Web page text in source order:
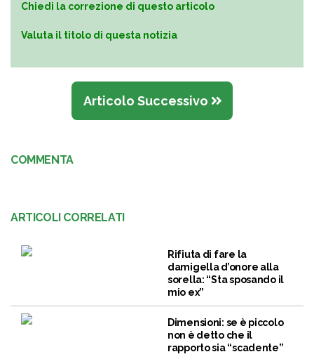
Chiedi la correzione di questo articolo
Valuta il titolo di questa notizia
Articolo Successivo
COMMENTA
ARTICOLI CORRELATI
Rifiuta di fare la
damigella d’onore alla
sorella: “Sta sposando il
mio ex”
Dimensioni: se è piccolo
non è detto che il
rapporto sia “scadente”